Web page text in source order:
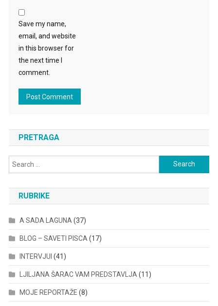
Save my name,
email, and website
in this browser for
the next time I
comment.
PRETRAGA
Search
for:
RUBRIKE
A SADA LAGUNA (37)
BLOG – SAVETI PISCA (17)
INTERVJUI (41)
LJILJANA ŠARAC VAM PREDSTAVLJA (11)
MOJE REPORTAŽE (8)